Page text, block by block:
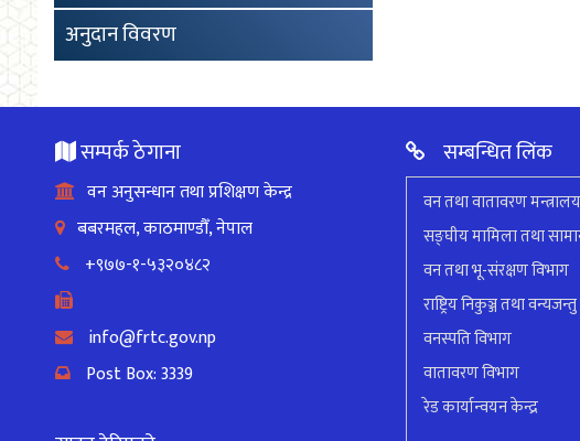
अनुदान विवरण
सम्पर्क ठेगाना
वन अनुसन्धान तथा प्रशिक्षण केन्द्र
बबरमहल, काठमाण्डौँ, नेपाल
+९७७-१-५३२०४८२
info@frtc.gov.np
Post Box: 3339
सम्बन्धित लिंक
वन तथा वातावरण मन्त्रालय
सङ्घीय मामिला तथा
वन तथा भू-संरक्षण विभाग
राष्ट्रिय निकुञ्ज तथा
वनस्पति विभाग
वातावरण विभाग
रेड कार्यान्वयन केन्द्र